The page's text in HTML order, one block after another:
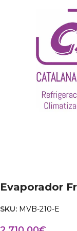
Evaporador
SKU: MVB-210-E